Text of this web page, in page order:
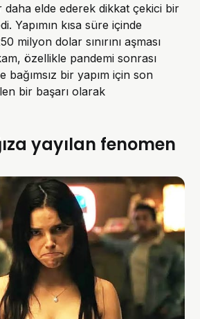
daha elde ederek dikkat çekici bir
Yapımın kısa süre içinde
milyon dolar sınırını aşması
özellikle pandemi sonrası
bağımsız bir yapım için son
bir başarı olarak
yayılan fenomen